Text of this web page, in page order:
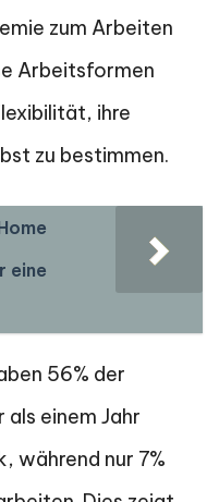
zum Arbeiten
Arbeitsformen
ihre
zu bestimmen.
eine
56% der
einem Jahr
während nur 7%